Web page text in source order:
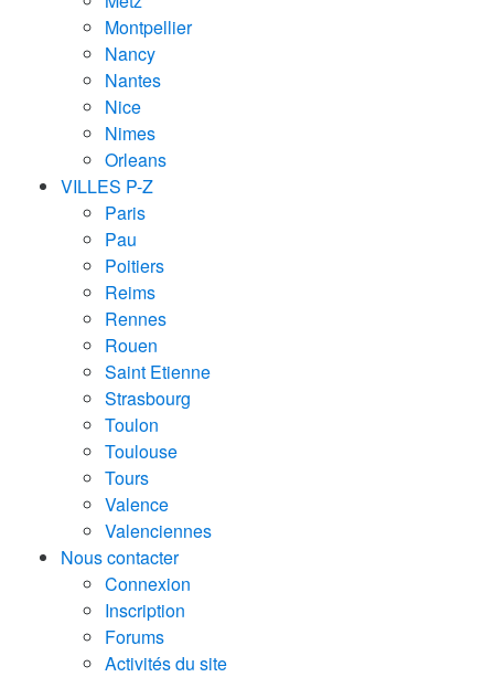
Montpellier
Nancy
Nantes
Nice
Nimes
Orleans
VILLES P-Z
Paris
Pau
Poitiers
Reims
Rennes
Rouen
Saint Etienne
Strasbourg
Toulon
Toulouse
Tours
Valence
Valenciennes
Nous contacter
Connexion
Inscription
Forums
Activités du site